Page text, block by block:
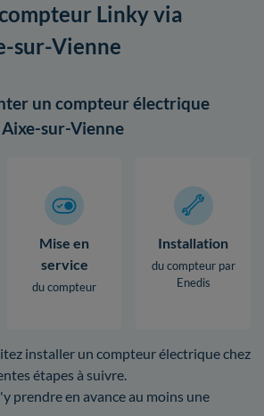
Linky via
sur-Vienne
un compteur électrique
Aixe-sur-Vienne
Mise en
service
du compteur
Installation
du compteur par
Enedis
installer un compteur électrique chez
étapes à suivre.
prendre en avance au moins une